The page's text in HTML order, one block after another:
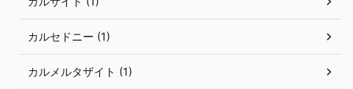
カルセドニー (1)
カルメルタザイト (1)